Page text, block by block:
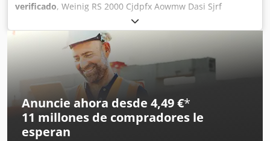
verificado, Weinig RS 2000 Cjdpfx Aowmw Dasi Sjrf
Anuncie ahora desde 4,49 €*
11 millones de compradores le
esperan